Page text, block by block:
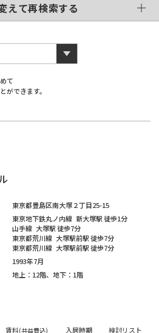
えて再検索する
て
ができます。
東京都豊島区南大塚２丁目25-15
東京地下鉄丸ノ内線 新大塚駅徒歩1分
山手線 大塚駅徒歩7分
東京都荒川線 大塚駅前駅徒歩7分
東京都荒川線 大塚駅前駅徒歩7分
1993年7月
地上：12階、地下：1階
賃料(共益費込) 入居時期 検討リスト